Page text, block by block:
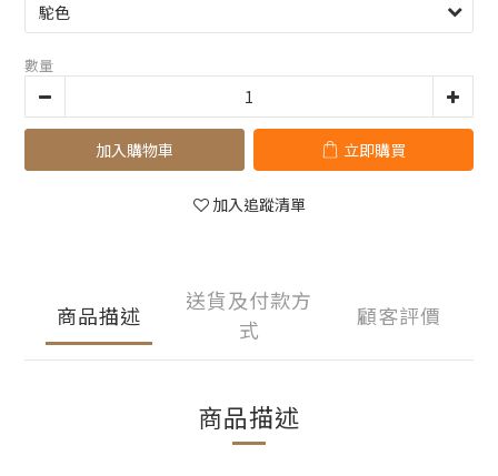
數量
加入購物車 立即購買
加入追蹤清單
商品描述
送貨及付款方
式
顧客評價
商品描述